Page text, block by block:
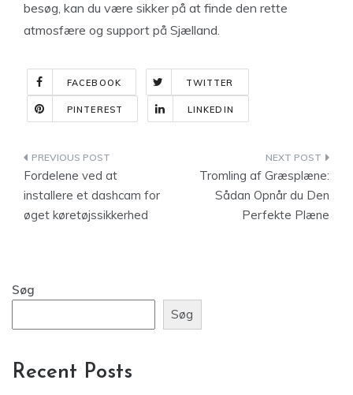
besøg, kan du være sikker på at finde den rette
atmosfære og support på Sjælland.
FACEBOOK TWITTER
PINTEREST LINKEDIN
Indlægsnavigation
Fordelene ved at
installere et dashcam for
øget køretøjssikkerhed
Tromling af Græsplæne:
Sådan Opnår du Den
Perfekte Plæne
Søg
Søg
Recent Posts